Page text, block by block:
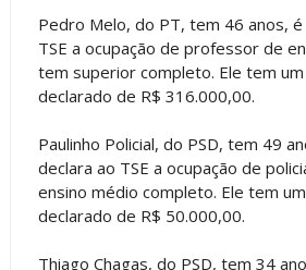
Pedro Melo, do PT, tem 46 anos,
TSE a ocupação de professor de
tem superior completo. Ele tem
declarado de R$ 316.000,00.
Paulinho Policial, do PSD, tem 49
declara ao TSE a ocupação de
ensino médio completo. Ele tem
declarado de R$ 50.000,00.
Thiago Chagas, do PSD, tem 34